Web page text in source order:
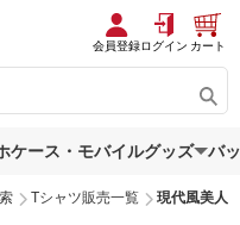
会員登録ログイン カート
ケース・モバイルグッズ バ
Tシャツ販売一覧 現代風美人